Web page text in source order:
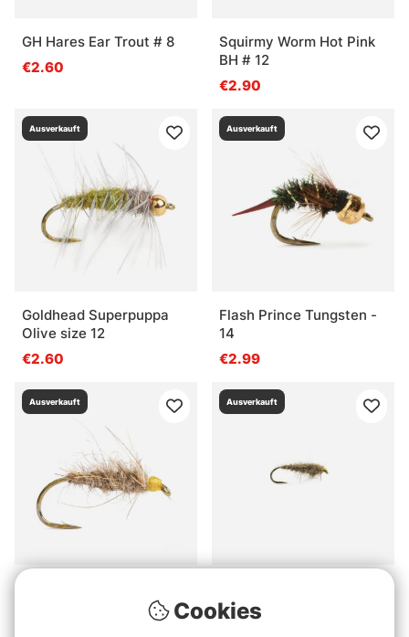
GH Hares Ear Trout # 8
€2.60
Squirmy Worm Hot Pink
BH # 12
€2.90
Ausverkauft
Goldhead Superpuppa
Olive size 12
€2.60
Ausverkauft
Flash Prince Tungsten -
14
€2.99
Ausverkauft Ausverkauft
€2.20
Cookies